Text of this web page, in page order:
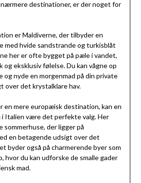
destinationer, er der noget for
er Maldiverne, der tilbyder en
med hvide sandstrande og turkisblåt
her er ofte bygget på pæle i vandet,
og eksklusiv følelse. Du kan vågne op
og nyde en morgenmad på din private
over det krystalklare hav.
en mere europæisk destination, kan en
Italien være det perfekte valg. Her
sommerhuse, der ligger på
en betagende udsigt over det
byder også på charmerende byer som
hvor du kan udforske de smalle gader
mad.